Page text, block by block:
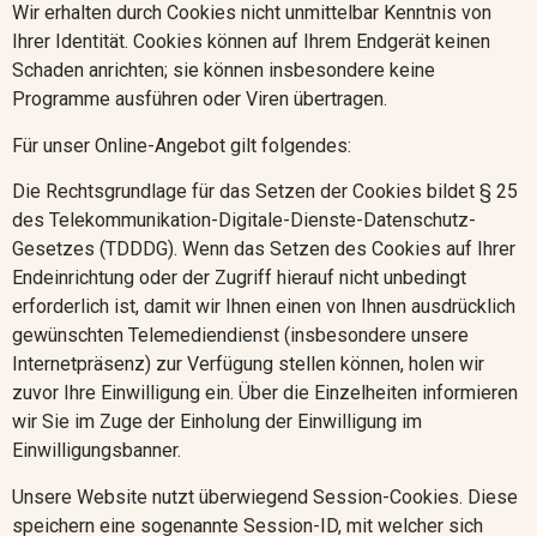
Wir erhalten durch Cookies nicht unmittelbar Kenntnis von
Ihrer Identität. Cookies können auf Ihrem Endgerät keinen
Schaden anrichten; sie können insbesondere keine
Programme ausführen oder Viren übertragen.
Für unser Online-Angebot gilt folgendes:
Die Rechtsgrundlage für das Setzen der Cookies bildet § 25
des Telekommunikation-Digitale-Dienste-Datenschutz-
Gesetzes (TDDDG). Wenn das Setzen des Cookies auf Ihrer
Endeinrichtung oder der Zugriff hierauf nicht unbedingt
erforderlich ist, damit wir Ihnen einen von Ihnen ausdrücklich
gewünschten Telemediendienst (insbesondere unsere
Internetpräsenz) zur Verfügung stellen können, holen wir
zuvor Ihre Einwilligung ein. Über die Einzelheiten informieren
wir Sie im Zuge der Einholung der Einwilligung im
Einwilligungsbanner.
Unsere Website nutzt überwiegend Session-Cookies. Diese
speichern eine sogenannte Session-ID, mit welcher sich